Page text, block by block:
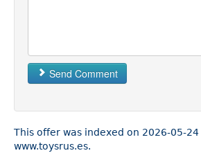
Send Comment
This offer was indexed on 2026-05-
www.toysrus.es.